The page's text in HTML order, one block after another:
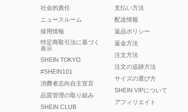
社会的責任
ニュースルーム
採用情報
特定商取引法に基づく
表示
SHEIN TOKYO
#SHEIN101
消費者志向自主宣言
品質管理の取り組み
SHEIN CLUB
支払い方法
配送情報
返品ポリシー
返金方法
注文方法
注文の追跡方法
サイズの選び方
SHEIN VIPについて
アフィリエイト